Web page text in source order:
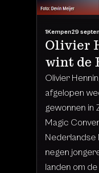
1Kempen29
Olivier
wint de
Olivier
afgelopen
gewonnen in
Magic
Nederlandse
negen
landen om